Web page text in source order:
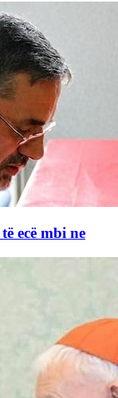
ecë mbi ne